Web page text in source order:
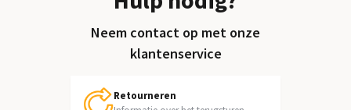
Neem contact op met onze
klantenservice
Retourneren